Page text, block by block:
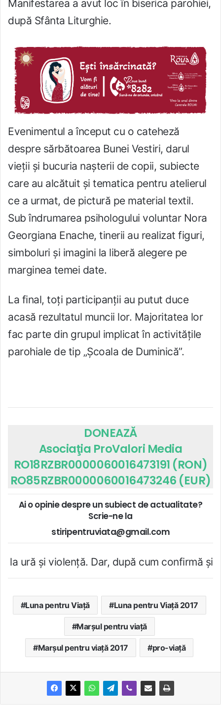
Manifestarea a avut loc în biserica parohiei,
după Sfânta Liturghie.
Evenimentul a început cu o cateheză
despre sărbătoarea Bunei Vestiri, darul
vieții și bucuria naș­terii de copii, subiecte
care au alcătuit și tematica pentru atelierul
ce a urmat, de pictură pe material textil.
Sub îndrumarea psihologului voluntar Nora
Georgiana Enache, tinerii au realizat figuri,
simboluri și imagini la liberă alegere pe
marginea temei date.
La final, toți participanții au putut duce
acasă rezultatul muncii lor. Majoritatea lor
fac parte din grupul implicat în activitățile
parohiale de tip „Școala de Duminică”.
DONEAZĂ
Asociaţia ProValori Media
RO18RZBR0000060016473191 (RON)
RO85RZBR0000060016473246 (EUR)
Ai o opinie despre un subiect de actualitate?
Scrie-ne la
stiripentruviata@gmail.com
violenţă. Dar, după cum confirmă şi
Luna pentru Viață Luna pentru Viață 2017
Marşul pentru viaţă
Marșul pentru viață 2017 pro-viaţă